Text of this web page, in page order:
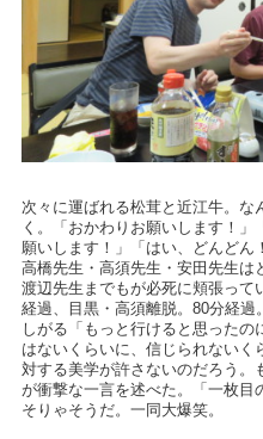
次々に運ばれる松茸と近江牛。
く。「おかわりお願いします！
願いします！」「はい、どんど
高橋先生・高須先生・安田先生は
渡辺先生までもが必死に頬張って
経過、目黒・高須離脱。80分経
しがる「もっと行けると思った
はないくらいに、信じられないく
対する美学が許さないのだろう。
が衝撃な一言を述べた。「一枚目
そりゃそうだ。一同大爆笑。